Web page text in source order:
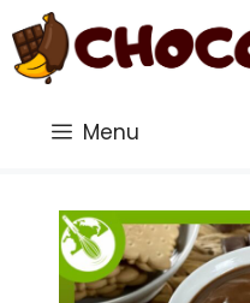
Saltar
al
contenido
Menu